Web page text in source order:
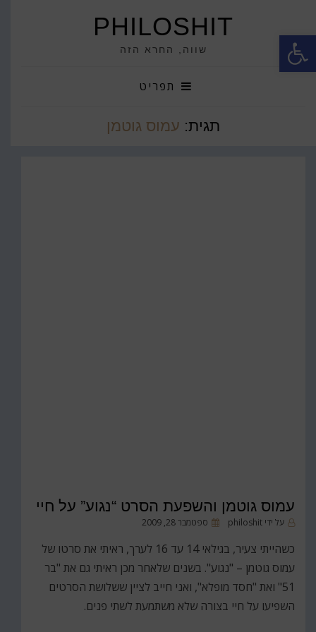
פתח סרגל נגישות PHILOSHIT
שווה, החרא הזה
תפריט
תגית: עמוס גוטמן
עמוס גוטמן והשפעת הסרט “נגוע” על חיי
על ידי philoshit
פורסםספטמבר 28, 2009
כשהייתי צעיר, בגילאי 14 עד 16 לערך, ראיתי את סרטו של
עמוס גוטמן – "נגוע". בשנים שלאחר מכן ראיתי גם את "בר
51" ואת "חסד מופלא", ואני חייב לציין ששלושת הסרטים
השפיעו על חיי בצורה שלא משתמעת לשתי פנים.